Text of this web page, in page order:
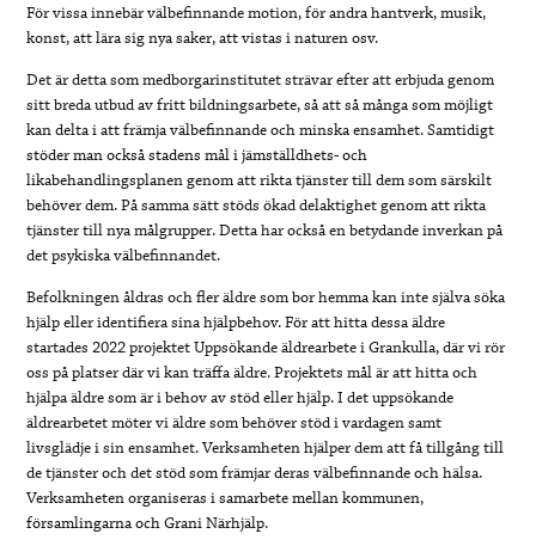
För vissa innebär välbefinnande motion, för andra hantverk, musik,
konst, att lära sig nya saker, att vistas i naturen osv.
Det är detta som medborgarinstitutet strävar efter att erbjuda genom
sitt breda utbud av fritt bildningsarbete, så att så många som möjligt
kan delta i att främja välbefinnande och minska ensamhet. Samtidigt
stöder man också stadens mål i jämställdhets- och
likabehandlingsplanen genom att rikta tjänster till dem som särskilt
behöver dem. På samma sätt stöds ökad delaktighet genom att rikta
tjänster till nya målgrupper. Detta har också en betydande inverkan på
det psykiska välbefinnandet.
Befolkningen åldras och fler äldre som bor hemma kan inte själva söka
hjälp eller identifiera sina hjälpbehov. För att hitta dessa äldre
startades 2022 projektet Uppsökande äldrearbete i Grankulla, där vi rör
oss på platser där vi kan träffa äldre. Projektets mål är att hitta och
hjälpa äldre som är i behov av stöd eller hjälp. I det uppsökande
äldrearbetet möter vi äldre som behöver stöd i vardagen samt
livsglädje i sin ensamhet. Verksamheten hjälper dem att få tillgång till
de tjänster och det stöd som främjar deras välbefinnande och hälsa.
Verksamheten organiseras i samarbete mellan kommunen,
församlingarna och Grani Närhjälp.